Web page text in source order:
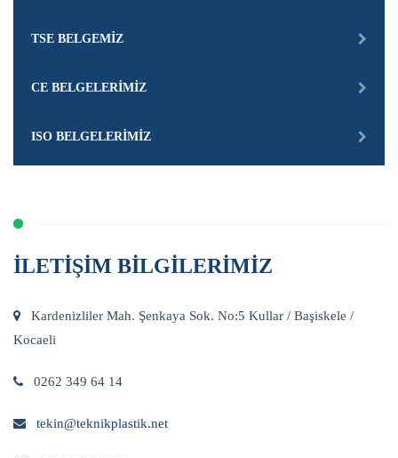
TSE BELGEMIZ
CE BELGELERIMIZ
ISO BELGELERIMIZ
İLETIŞIM BILGILERIMIZ
Kardenizliler Mah. Şenkaya Sok. No:5 Kullar / Başiskele /
Kocaeli
0262 349 64 14
tekin@teknikplastik.net